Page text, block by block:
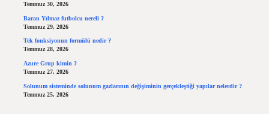
Temmuz 30, 2026
Baran Yılmaz futbolcu nereli ?
Temmuz 29, 2026
Tek fonksiyonun formülü nedir ?
Temmuz 28, 2026
Azure Grup kimin ?
Temmuz 27, 2026
Solunum sisteminde solunum gazlarının değişiminin gerçekleştiği yapılar nelerdir ?
Temmuz 25, 2026